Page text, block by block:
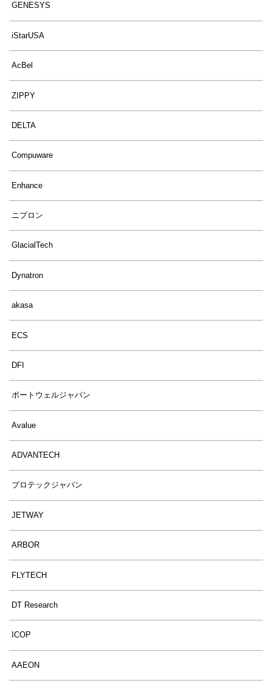
GENESYS
iStarUSA
AcBel
ZIPPY
DELTA
Compuware
Enhance
ニプロン
GlacialTech
Dynatron
akasa
ECS
DFI
ポートウェルジャパン
Avalue
ADVANTECH
プロテックジャパン
JETWAY
ARBOR
FLYTECH
DT Research
ICOP
AAEON